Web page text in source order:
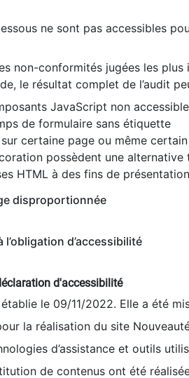
ne sont pas accessibles
non-conformités jugées les
le résultat complet de l’audit
JavaScript non
de formulaire sans étiquette
certaine page ou même
possèdent une alternative
HTML à des fins de
disproportionnée
d’accessibilité
d'accessibilité
le 09/11/2022. Elle a été
la réalisation du site
d’assistance et outils
de contenus ont été